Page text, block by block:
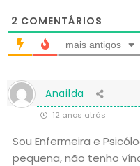
2 COMENTÁRIOS
mais antigos
Anailda
12 anos atrás
Sou Enfermeira e
pequena, não tenho